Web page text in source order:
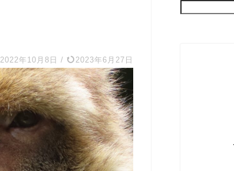
2022年10月8日 / 2023年6月27日